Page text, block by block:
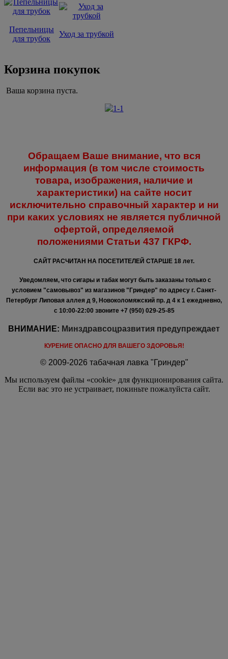
Пепельницы
для трубок
Уход за трубкой
Корзина покупок
Ваша корзина пуста.
Обращаем Ваше внимание, что вся
информация (в том числе стоимость
товара, изображения, наличие и
характеристики) на сайте носит
исключительно справочный характер и ни
при каких условиях не является публичной
офертой, определяемой
положениями Статьи 437 ГКРФ.
САЙТ РАСЧИТАН НА ПОСЕТИТЕЛЕЙ СТАРШЕ 18 лет.
Уведомляем, что сигары и табак могут быть заказаны только с
условием "самовывоз" из магазинов "Гриндер" по адресу г. Санкт-
Петербург Липовая аллея д 9, Новоколомяжский пр. д 4 к 1 ежедневно,
с 10:00-22:00 звоните +7 (950) 029-25-85
ВНИМАНИЕ: Минздравсоцразвития предупреждает
КУРЕНИЕ ОПАСНО ДЛЯ ВАШЕГО ЗДОРОВЬЯ!
© 2009-2026 табачная лавка "Гриндер"
Мы используем файлы «cookie» для функционирования сайта.
Если вас это не устраивает, покиньте пожалуйста сайт.